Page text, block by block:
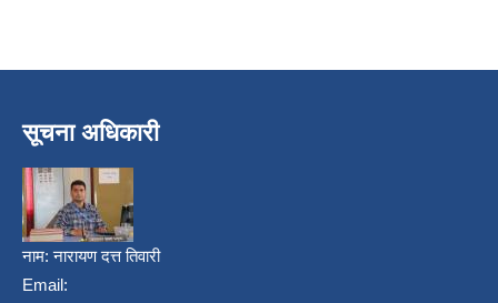
सूचना अधिकारी
नाम:नारायण दत्त तिवारी
Email: